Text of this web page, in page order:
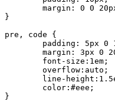
}
pre, code {
}